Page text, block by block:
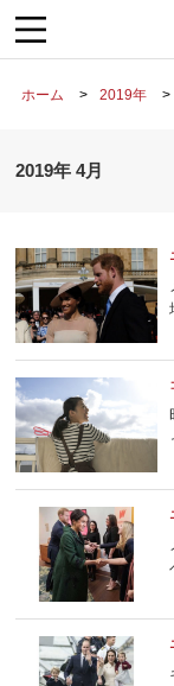
ホーム 2019年
2019年 4月